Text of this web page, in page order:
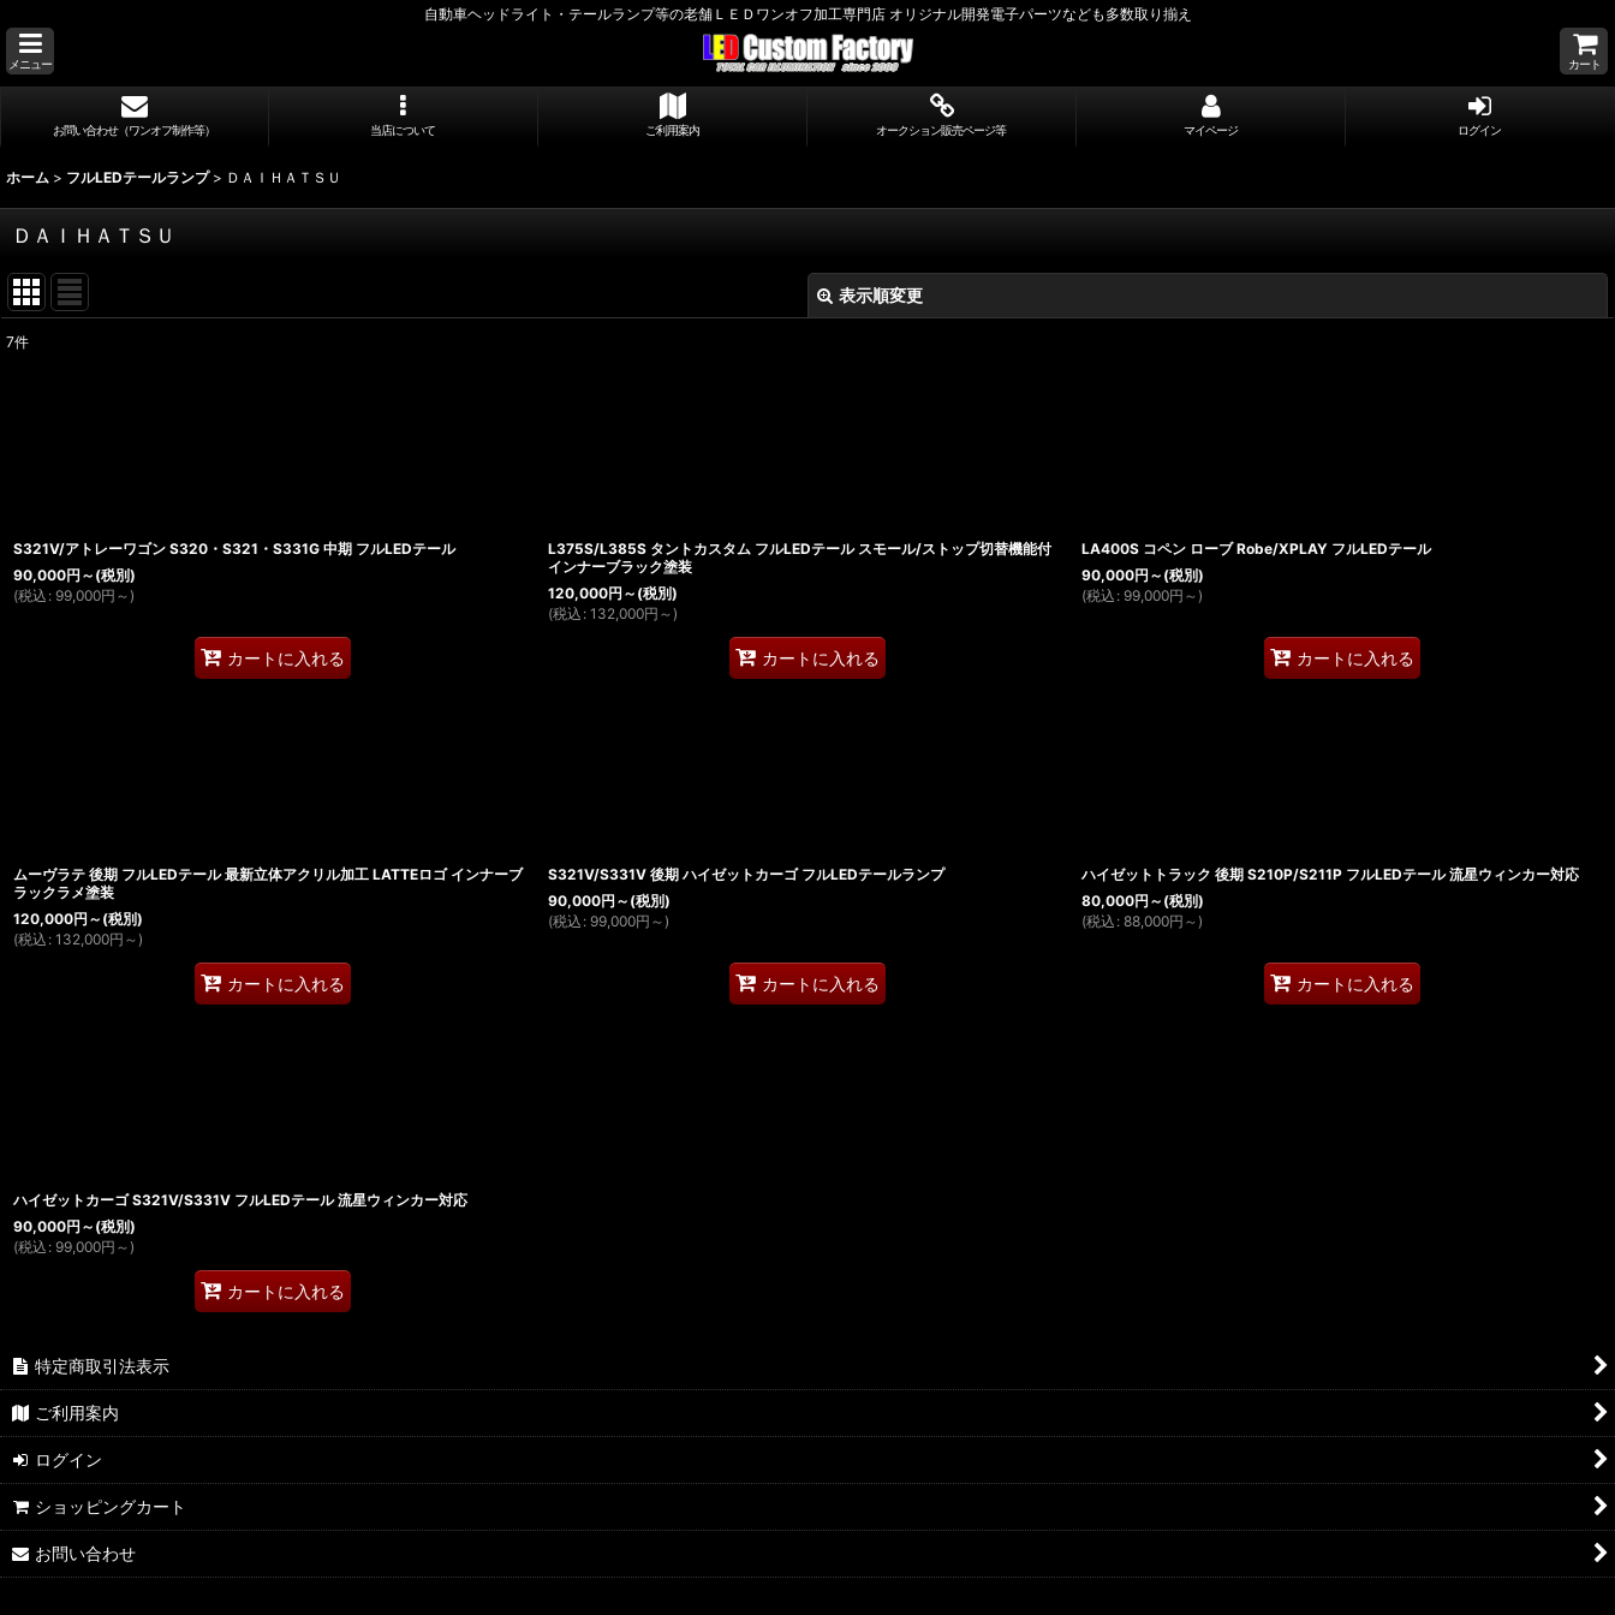
自動車ヘッドライト・テールランプ等の老舗ＬＥＤワンオフ加工専門店 オリジナル開発電子パーツなども多数取り揃え
メニュー カート
お問い合わせ（ワンオフ制作等） 当店について ご利用案内 オークション販売ページ等 マイページ ログイン
ホーム > フルLEDテールランプ > ＤＡＩＨＡＴＳＵ
ＤＡＩＨＡＴＳＵ
表示順変更
7件
S321V/アトレーワゴン S320・S321・S331G 中期 フルLEDテール
90,000円 ～ (税別)
(税込 : 99,000円 ～)
カートに入れる
L375S/L385S タントカスタム フルLEDテール スモール/ストップ切替機能付
インナーブラック塗装
120,000円 ～ (税別)
(税込 : 132,000円 ～)
カートに入れる
LA400S コペン ローブ Robe/XPLAY フルLEDテール
90,000円 ～ (税別)
(税込 : 99,000円 ～)
カートに入れる
ムーヴラテ 後期 フルLEDテール 最新立体アクリル加工 LATTEロゴ インナーブ
ラックラメ塗装
120,000円 ～ (税別)
(税込 : 132,000円 ～)
カートに入れる
S321V/S331V 後期 ハイゼットカーゴ フルLEDテールランプ
90,000円 ～ (税別)
(税込 : 99,000円 ～)
カートに入れる
ハイゼットトラック 後期 S210P/S211P フルLEDテール 流星ウィンカー対応
80,000円 ～ (税別)
(税込 : 88,000円 ～)
カートに入れる
ハイゼットカーゴ S321V/S331V フルLEDテール 流星ウィンカー対応
90,000円 ～ (税別)
(税込 : 99,000円 ～)
カートに入れる
特定商取引法表示
ご利用案内
ログイン
ショッピングカート
お問い合わせ